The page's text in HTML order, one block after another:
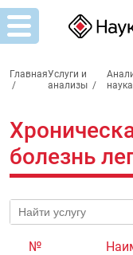
Главная
/
Услуги и
анализы /
наука
болезнь
№